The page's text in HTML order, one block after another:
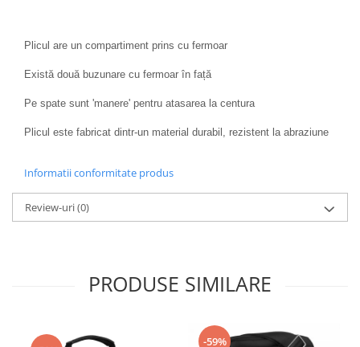
Plicul are un compartiment prins cu fermoar
Există două buzunare cu fermoar în față
Pe spate sunt 'manere' pentru atasarea la centura
Plicul este fabricat dintr-un material durabil, rezistent la abraziune
Informatii conformitate produs
Review-uri(0)
PRODUSE SIMILARE
-59%